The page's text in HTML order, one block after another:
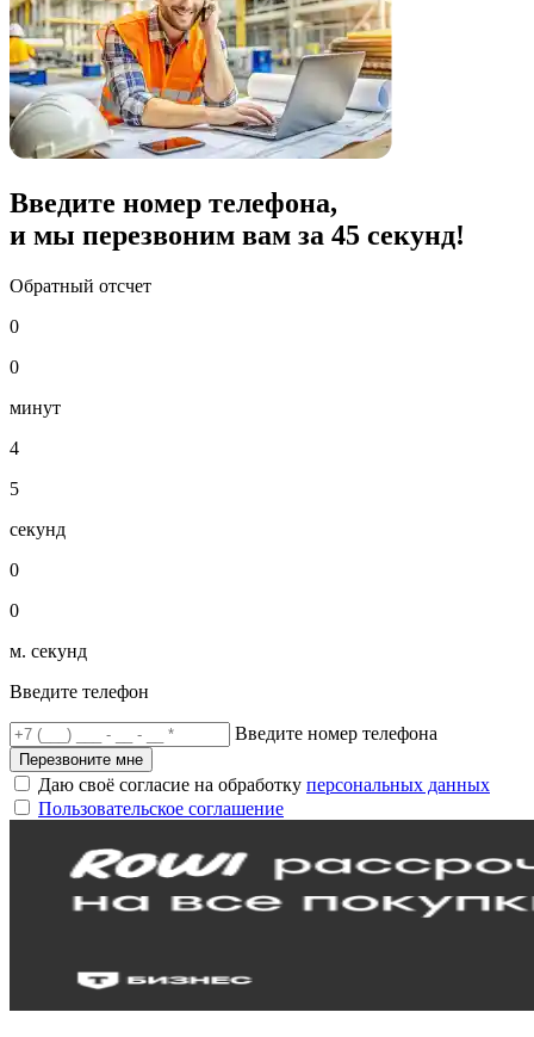
Введите номер телефона,
и мы перезвоним вам за 45 секунд!
Обратный отсчет
0
0
минут
4
5
секунд
0
0
м. секунд
Введите телефон
Введите номер телефона
Перезвоните мне
Даю своё согласие на обработку персональных данных
Пользовательское соглашение